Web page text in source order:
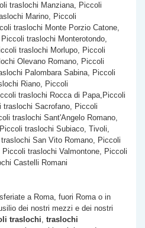
traslochi Manziana, Piccoli
Marino, Piccoli
traslochi Monte Porzio Catone,
traslochi Monterotondo,
traslochi Morlupo, Piccoli
Olevano Romano, Piccoli
Palombara Sabina, Piccoli
Riano, Piccoli
traslochi Rocca di Papa,Piccoli
Sacrofano, Piccoli
traslochi Sant'Angelo Romano,
traslochi Subiaco, Tivoli,
San Vito Romano, Piccoli
traslochi Valmontone, Piccoli
Castelli Romani
a Roma, fuori Roma o in
dei nostri mezzi e dei nostri
traslochi, traslochi